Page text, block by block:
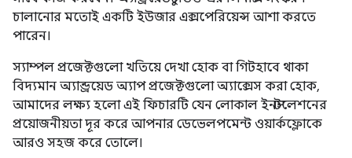
চালানোর মতোই একটি ইউজার এক্সপেরিয়েন্স আশা করতে
পারেন।
স্যাম্পল প্রজেক্টগুলো খতিয়ে দেখা হোক বা গিটহাবে থাকা
বিদ্যমান অ্যান্ড্রয়েড অ্যাপ প্রজেক্টগুলো অ্যাক্সেস করা হোক,
আমাদের লক্ষ্য হলো এই ফিচারটি যেন লোকাল ইনস্টলেশনের
প্রয়োজনীয়তা দূর করে আপনার ডেভেলপমেন্ট ওয়ার্কফ্লোকে
আরও সহজ করে তোলে।